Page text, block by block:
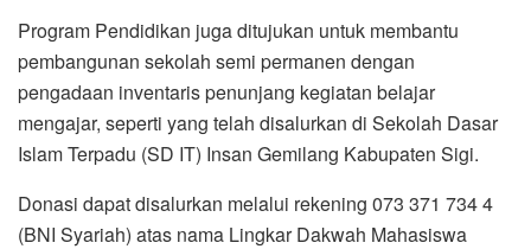
Program Pendidikan juga ditujukan untuk membantu
pembangunan sekolah semi permanen dengan
pengadaan inventaris penunjang kegiatan belajar
mengajar, seperti yang telah disalurkan di Sekolah Dasar
Islam Terpadu (SD IT) Insan Gemilang Kabupaten Sigi.
Donasi dapat disalurkan melalui rekening 073 371 734 4
(BNI Syariah) atas nama Lingkar Dakwah Mahasiswa